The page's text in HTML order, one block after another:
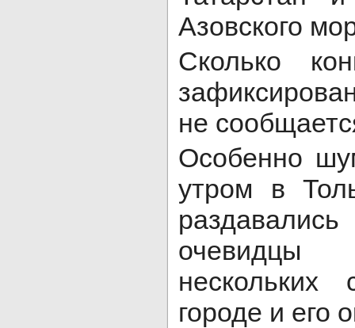
Азовского
Сколько
не
Особенно
утром в
городе и его